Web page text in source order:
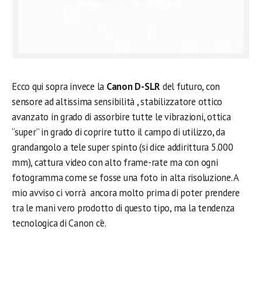
Ecco qui sopra invece la Canon D-SLR del futuro, con
sensore ad altissima sensibilità , stabilizzatore ottico
avanzato in grado di assorbire tutte le vibrazioni, ottica
“super” in grado di coprire tutto il campo di utilizzo, da
grandangolo a tele super spinto (si dice addirittura 5.000
mm), cattura video con alto frame-rate ma con ogni
fotogramma come se fosse una foto in alta risoluzione. A
mio avviso ci vorrà ancora molto prima di poter prendere
tra le mani vero prodotto di questo tipo, ma la tendenza
tecnologica di Canon c’è.